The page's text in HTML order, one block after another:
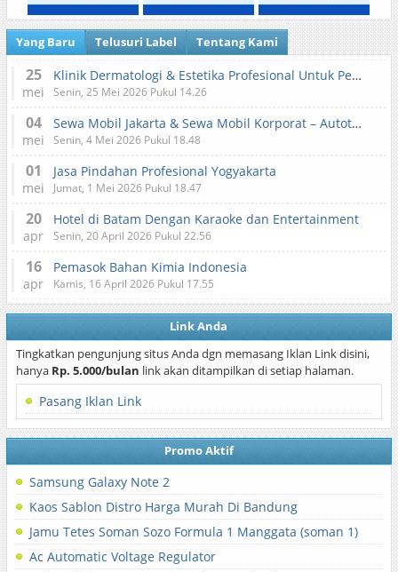
Yang Baru Telusuri Label Tentang Kami
25
mei
Klinik Dermatologi & Estetika Profesional Untuk Perawatan Kulit dan Kecantikan
Senin, 25 Mei 2026 Pukul 14.26
04
mei
Sewa Mobil Jakarta & Sewa Mobil Korporat – Autotranz Indonesia
Senin, 4 Mei 2026 Pukul 18.48
01
mei
Jasa Pindahan Profesional Yogyakarta
Jumat, 1 Mei 2026 Pukul 18.47
20
apr
Hotel di Batam Dengan Karaoke dan Entertainment
Senin, 20 April 2026 Pukul 22.56
16
apr
Pemasok Bahan Kimia Indonesia
Kamis, 16 April 2026 Pukul 17.55
Link Anda
Tingkatkan pengunjung situs Anda dgn memasang Iklan Link disini,
hanya Rp. 5.000/bulan link akan ditampilkan di setiap halaman.
Pasang Iklan Link
Promo Aktif
Samsung Galaxy Note 2
Kaos Sablon Distro Harga Murah Di Bandung
Jamu Tetes Soman Sozo Formula 1 Manggata (soman 1)
Ac Automatic Voltage Regulator